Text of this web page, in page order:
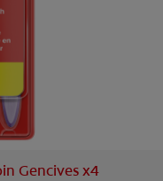
SUR MESURE
DES SOLUTIONS IDÉALES
LES PROFESSIONNELS
Gencives x4